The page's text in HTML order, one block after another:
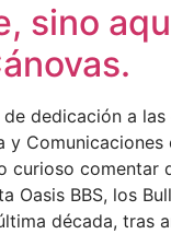
sino
dedicación a
comentar
BBS, los
década,